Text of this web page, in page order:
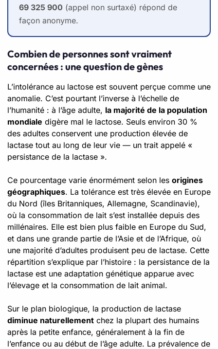
69 325 900 (appel non surtaxé) répond de
façon anonyme.
Combien de personnes sont vraiment
concernées : une question de gènes
L’intolérance au lactose est souvent perçue comme une
anomalie. C’est pourtant l’inverse à l’échelle de
l’humanité : à l’âge adulte, la majorité de la population
mondiale digère mal le lactose. Seuls environ 30 %
des adultes conservent une production élevée de
lactase tout au long de leur vie — un trait appelé «
persistance de la lactase ».
Ce pourcentage varie énormément selon les origines
géographiques. La tolérance est très élevée en Europe
du Nord (îles Britanniques, Allemagne, Scandinavie),
où la consommation de lait s’est installée depuis des
millénaires. Elle est bien plus faible en Europe du Sud,
et dans une grande partie de l’Asie et de l’Afrique, où
une majorité d’adultes produisent peu de lactase. Cette
répartition s’explique par l’histoire : la persistance de la
lactase est une adaptation génétique apparue avec
l’élevage et la consommation de lait animal.
Sur le plan biologique, la production de lactase
diminue naturellement chez la plupart des humains
après la petite enfance, généralement à la fin de
l’enfance ou au début de l’âge adulte. La prévalence de